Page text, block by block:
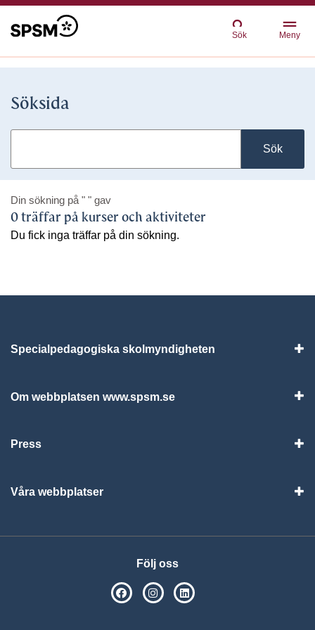
Sök Meny
Söksida
Sök
Din sökning på " " gav
0 träffar på kurser och aktiviteter
Du fick inga träffar på din sökning.
Specialpedagogiska skolmyndigheten
Om webbplatsen www.spsm.se
Press
Våra webbplatser
Följ oss
SPSM på Facebook
SPSM på Instagram